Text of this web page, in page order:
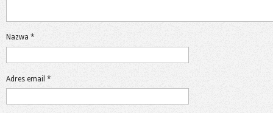
Nazwa *
Adres email *